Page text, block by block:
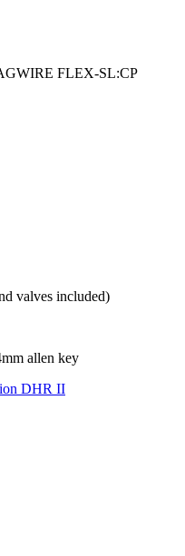
FLEX-SL:CP
valves included)
allen key
DHR II